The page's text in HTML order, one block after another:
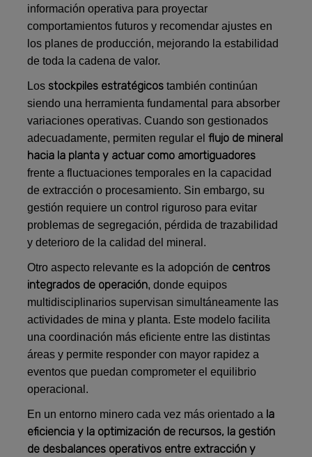
información operativa para proyectar
comportamientos futuros y recomendar ajustes en
los planes de producción, mejorando la estabilidad
de toda la cadena de valor.
Los stockpiles estratégicos también continúan
siendo una herramienta fundamental para absorber
variaciones operativas. Cuando son gestionados
adecuadamente, permiten regular elflujo de mineral
hacia la planta y actuar como amortiguadores
frente a fluctuaciones temporales en la capacidad
de extracción o procesamiento. Sin embargo, su
gestión requiere un control riguroso para evitar
problemas de segregación, pérdida de trazabilidad
y deterioro de la calidad del mineral.
Otro aspecto relevante es la adopción de centros
integrados de operación, donde equipos
multidisciplinarios supervisan simultáneamente las
actividades de mina y planta. Este modelo facilita
una coordinación más eficiente entre las distintas
áreas y permite responder con mayor rapidez a
eventos que puedan comprometer el equilibrio
operacional.
En un entorno minero cada vez más orientado a la
eficiencia y la optimización de recursos, la gestión
de desbalances operativos entre extracción y